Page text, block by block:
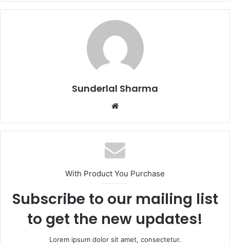
Sunderlal Sharma
Website
With Product You Purchase
Subscribe to our mailing list
to get the new updates!
Lorem ipsum dolor sit amet, consectetur.